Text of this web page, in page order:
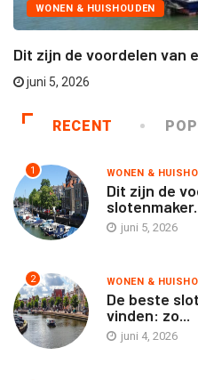
WONEN & HUISHOUDEN
Dit zijn de voordelen van
juni 5, 2026
RECENT
1 WONEN &
Dit zijn de
juni 5, 2026
2 WONEN &
De beste
vinden: zo...
juni 4, 2026